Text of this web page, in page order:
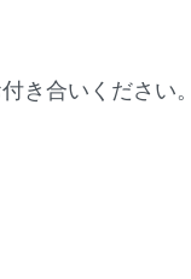
き合いください。